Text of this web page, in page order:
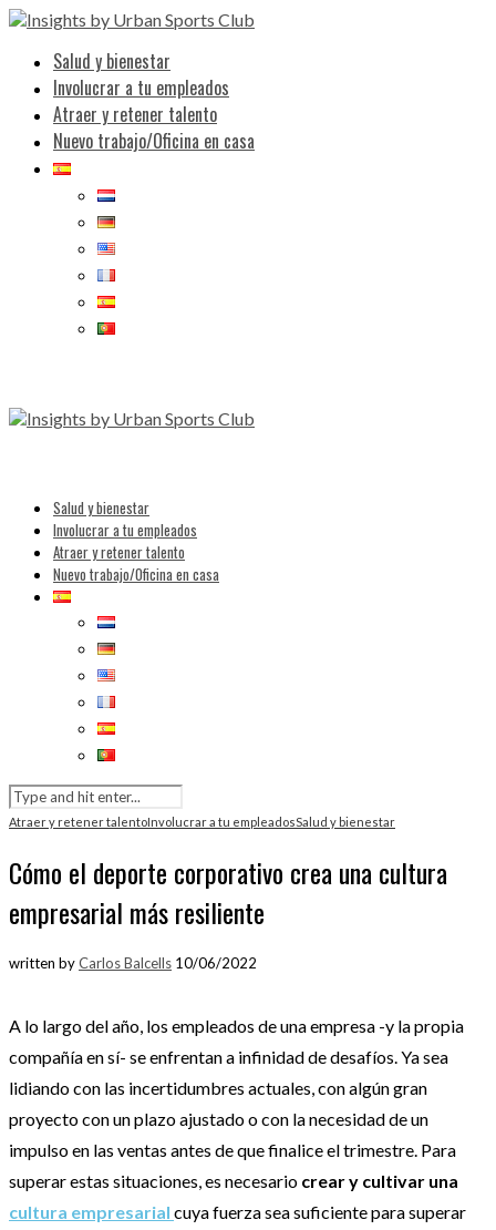
Salud y bienestar
Involucrar a tu empleados
Atraer y retener talento
Nuevo trabajo/Oficina en casa
Salud y bienestar
Involucrar a tu empleados
Atraer y retener talento
Nuevo trabajo/Oficina en casa
Atraer y retener talentoInvolucrar a tu empleadosSalud y bienestar
Cómo el deporte corporativo crea una cultura
empresarial más resiliente
written byCarlos Balcells 10/06/2022
A lo largo del año, los empleados de una empresa -y la propia
compañía en sí- se enfrentan a infinidad de desafíos. Ya sea
lidiando con las incertidumbres actuales, con algún gran
proyecto con un plazo ajustado o con la necesidad de un
impulso en las ventas antes de que finalice el trimestre. Para
superar estas situaciones, es necesario crear y cultivar una
cultura empresarial cuya fuerza sea suficiente para superar